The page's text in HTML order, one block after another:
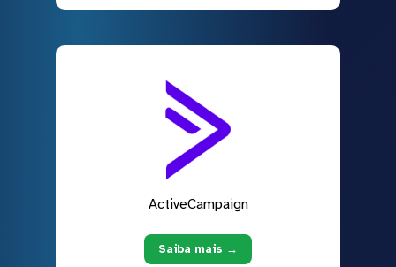
ActiveCampaign
Saiba mais →